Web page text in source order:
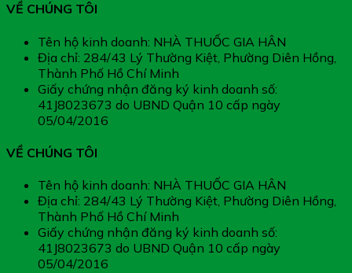
VỀ CHÚNG TÔI
Tên hộ kinh doanh: NHÀ THUỐC GIA HÂN
Địa chỉ: 284/43 Lý Thường Kiệt, Phường Diên Hồng,
Thành Phố Hồ Chí Minh
Giấy chứng nhận đăng ký kinh doanh số:
41J8023673 do UBND Quận 10 cấp ngày
05/04/2016
VỀ CHÚNG TÔI
Tên hộ kinh doanh: NHÀ THUỐC GIA HÂN
Địa chỉ: 284/43 Lý Thường Kiệt, Phường Diên Hồng,
Thành Phố Hồ Chí Minh
Giấy chứng nhận đăng ký kinh doanh số:
41J8023673 do UBND Quận 10 cấp ngày
05/04/2016